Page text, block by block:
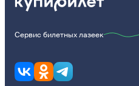
Сервис билетных лазеек